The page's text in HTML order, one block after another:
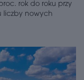
rok do roku przy
liczby nowych